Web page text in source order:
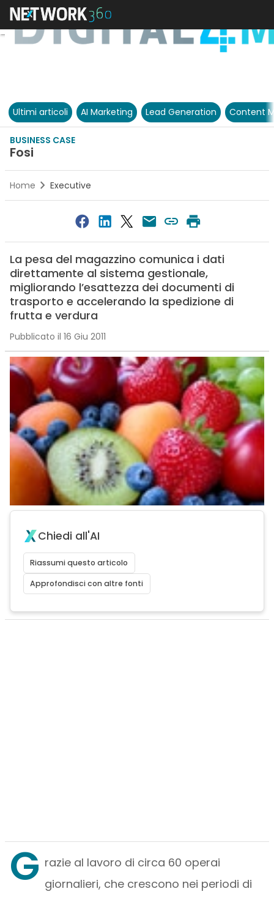
Ultimi articoli AI Marketing Lead Generation Content
BUSINESS CASE
Fosi
Home Executive
La pesa del magazzino comunica i dati
direttamente al sistema gestionale,
migliorando l’esattezza dei documenti di
trasporto e accelerando la spedizione di
frutta e verdura
Pubblicato il 16 Giu 2011
Chiedi all'AI
Riassumi questo articolo
Approfondisci con altre fonti
G razie al lavoro di circa 60 operai
giornalieri, che crescono nei periodi di